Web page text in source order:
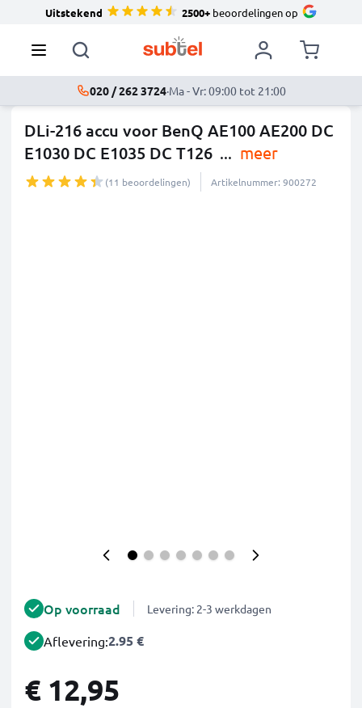
Uitstekend 2500+beoordelingen op
020 / 262 3724·Ma - Vr: 09:00 tot 21:00
DLi-216 accu voor BenQ AE100 AE200 DC
E1030 DC E1035 DC T126 ... meer
(11 beoordelingen) Artikelnummer: 900272
Op voorraad Levering: 2-3 werkdagen
Aflevering:2.95 €
€ 12,95